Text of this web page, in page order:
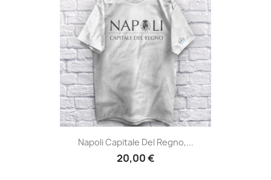
Napoli Capitale Del Regno,...
20,00 €